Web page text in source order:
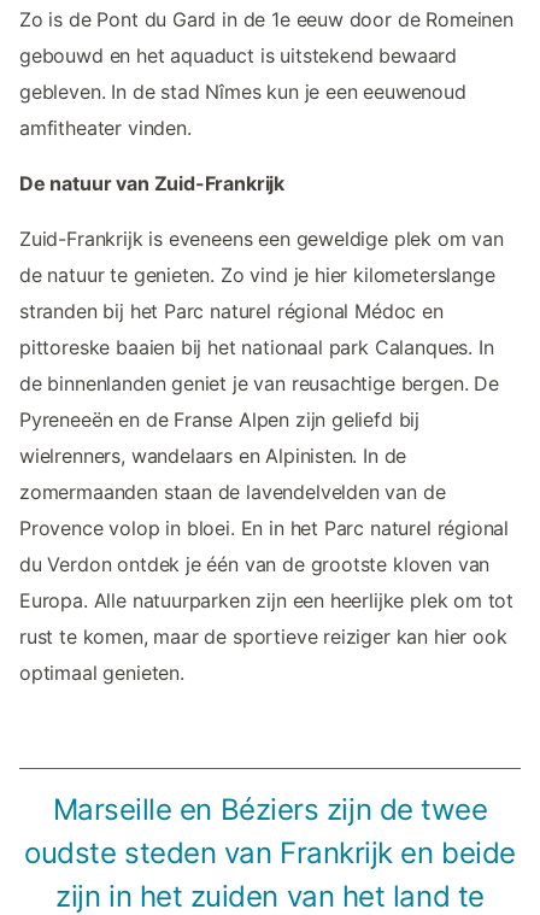
Zo is de Pont du Gard in de 1e eeuw door de Romeinen
gebouwd en het aquaduct is uitstekend bewaard
gebleven. In de stad Nîmes kun je een eeuwenoud
amfitheater vinden.
De natuur van Zuid-Frankrijk
Zuid-Frankrijk is eveneens een geweldige plek om van
de natuur te genieten. Zo vind je hier kilometerslange
stranden bij het Parc naturel régional Médoc en
pittoreske baaien bij het nationaal park Calanques. In
de binnenlanden geniet je van reusachtige bergen. De
Pyreneeën en de Franse Alpen zijn geliefd bij
wielrenners, wandelaars en Alpinisten. In de
zomermaanden staan de lavendelvelden van de
Provence volop in bloei. En in het Parc naturel régional
du Verdon ontdek je één van de grootste kloven van
Europa. Alle natuurparken zijn een heerlijke plek om tot
rust te komen, maar de sportieve reiziger kan hier ook
optimaal genieten.
Marseille en Béziers zijn de twee
oudste steden van Frankrijk en beide
zijn in het zuiden van het land te